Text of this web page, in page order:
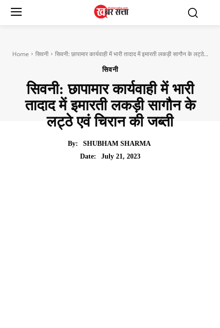
Home सिवनी सिवनी: छापामार कार्यवाही में भारी तादाद में इमारती लकड़ी सागौन के लट्ठे...
सिवनी
सिवनी: छापामार कार्यवाही में भारी
तादाद में इमारती लकड़ी सागौन के
लट्ठे एवं चिरान की जब्ती
By:
SHUBHAM SHARMA
Date:
July 21, 2023